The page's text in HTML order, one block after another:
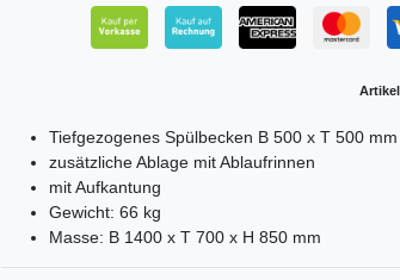
Tiefgezogenes Spülbecken B 500 x T 500 mm
zusätzliche Ablage mit Ablaufrinnen
mit Aufkantung
Gewicht: 66 kg
Masse: B 1400 x T 700 x H 850 mm